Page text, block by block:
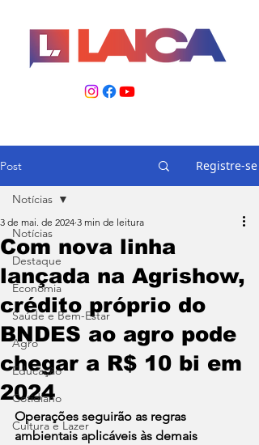
Post Registre-se
Notícias
Destaque
Economia
Saúde e Bem-Estar
Agro
Educação
Cotidiano
Cultura e Lazer
Notícias
Com nova linha
lançada na Agrishow,
crédito próprio do
BNDES ao agro pode
chegar a R$ 10 bi em
2024
3 de mai. de 2024 3 min de leitura
Operações seguirão as regras
ambientais aplicáveis às demais